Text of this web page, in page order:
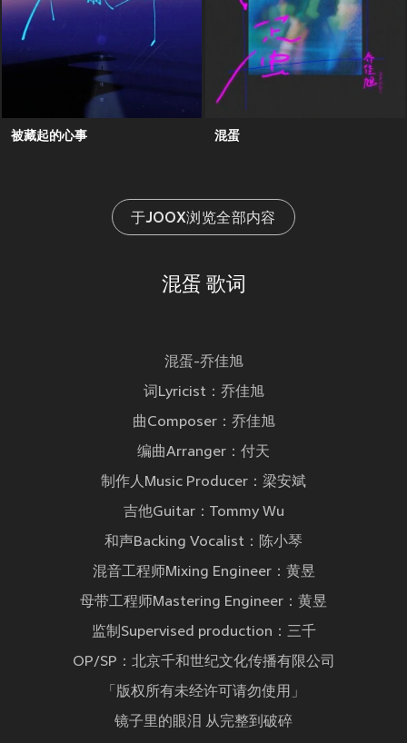
被藏起的心事 混蛋
于JOOX浏览全部内容
混蛋 歌词
混蛋-乔佳旭
词Lyricist：乔佳旭
曲Composer：乔佳旭
编曲Arranger：付天
制作人Music Producer：梁安斌
吉他Guitar：Tommy Wu
和声Backing Vocalist：陈小琴
混音工程师Mixing Engineer：黄昱
母带工程师Mastering Engineer：黄昱
监制Supervised production：三千
OP/SP：北京千和世纪文化传播有限公司
「版权所有未经许可请勿使用」
镜子里的眼泪 从完整到破碎